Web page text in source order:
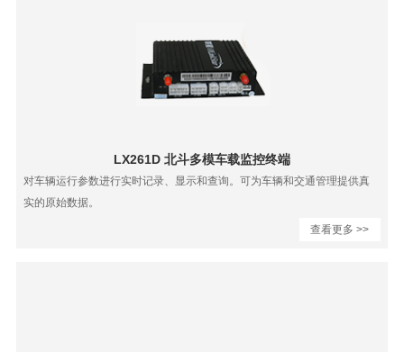
LX261D 北斗多模车载监控终端
对车辆运行参数进行实时记录、显示和查询。可为车辆和交通管理提供真
实的原始数据。
查看更多 >>